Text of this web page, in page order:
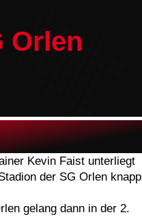
Orlen
Kevin Faist unterliegt
der SG Orlen knapp
gelang dann in der 2.